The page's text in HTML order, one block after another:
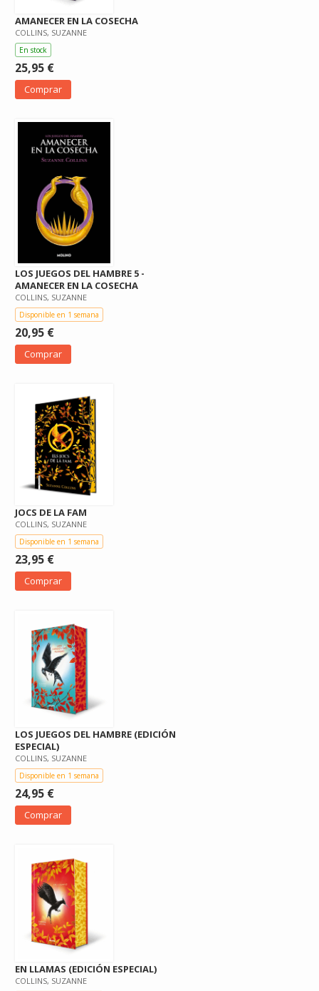
AMANECER EN LA COSECHA
COLLINS, SUZANNE
En stock
25,95 €
Comprar
LOS JUEGOS DEL HAMBRE 5 -
AMANECER EN LA COSECHA
COLLINS, SUZANNE
Disponible en 1 semana
20,95 €
Comprar
JOCS DE LA FAM
COLLINS, SUZANNE
Disponible en 1 semana
23,95 €
Comprar
LOS JUEGOS DEL HAMBRE (EDICIÓN
ESPECIAL)
COLLINS, SUZANNE
Disponible en 1 semana
24,95 €
Comprar
EN LLAMAS (EDICIÓN ESPECIAL)
COLLINS, SUZANNE